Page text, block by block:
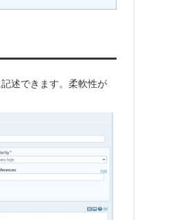
述できます。柔軟性が